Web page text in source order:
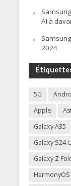
AI à
2024
5G
Apple
Galaxy A35
Galaxy S24
Galaxy Z
HarmonyOS